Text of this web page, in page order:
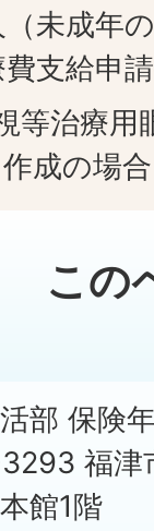
未成年
費支給申
等治療用
成の場
この
部 保険
福津
館1階